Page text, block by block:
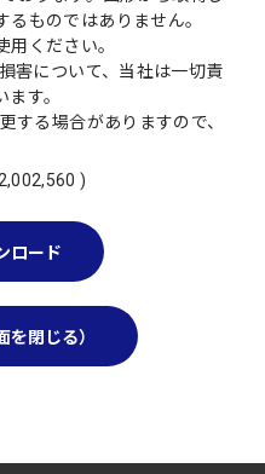
ものではありません。
ください。
害について、当社は一切責
す。
する場合がありますので、
)
ロード
閉じる）